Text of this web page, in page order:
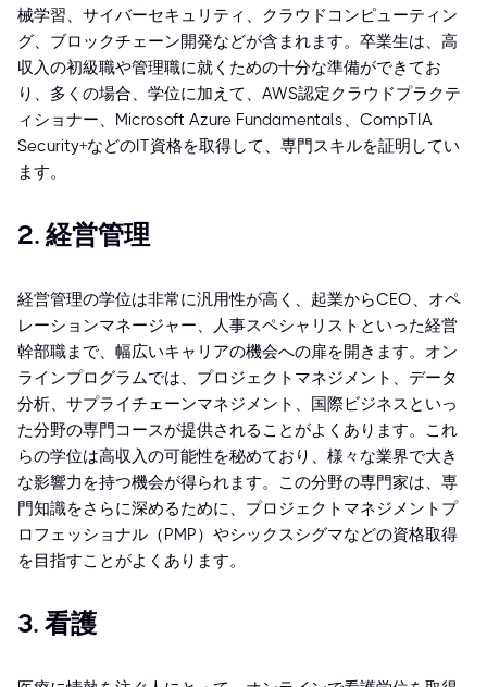
械学習、サイバーセキュリティ、クラウドコンピューティン
グ、ブロックチェーン開発などが含まれます。卒業生は、高
収入の初級職や管理職に就くための十分な準備ができてお
り、多くの場合、学位に加えて、AWS認定クラウドプラクテ
ィショナー、Microsoft Azure Fundamentals、CompTIA
Security+などのIT資格を取得して、専門スキルを証明してい
ます。
2. 経営管理
経営管理の学位は非常に汎用性が高く、起業からCEO、オペ
レーションマネージャー、人事スペシャリストといった経営
幹部職まで、幅広いキャリアの機会への扉を開きます。オン
ラインプログラムでは、プロジェクトマネジメント、データ
分析、サプライチェーンマネジメント、国際ビジネスといっ
た分野の専門コースが提供されることがよくあります。これ
らの学位は高収入の可能性を秘めており、様々な業界で大き
な影響力を持つ機会が得られます。この分野の専門家は、専
門知識をさらに深めるために、プロジェクトマネジメントプ
ロフェッショナル（PMP）やシックスシグマなどの資格取得
を目指すことがよくあります。
3. 看護